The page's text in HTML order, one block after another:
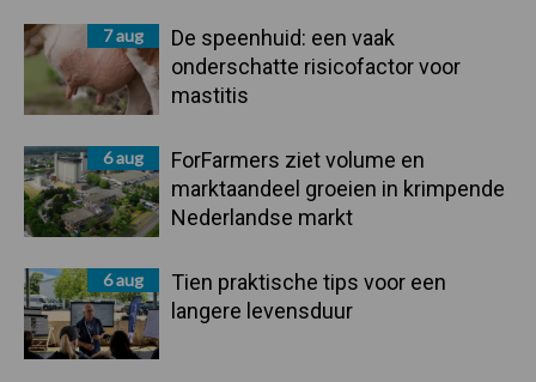
7 aug
De speenhuid: een vaak
onderschatte risicofactor voor
mastitis
6 aug
ForFarmers ziet volume en
marktaandeel groeien in krimpende
Nederlandse markt
6 aug
Tien praktische tips voor een
langere levensduur